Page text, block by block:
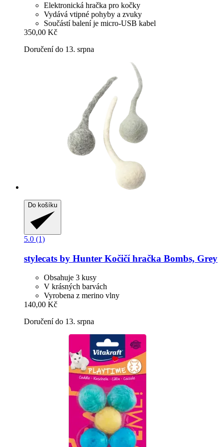
Elektronická hračka pro kočky
Vydává vtipné pohyby a zvuky
Součástí balení je micro-USB kabel
350,00 Kč
Doručení do 13. srpna
Do košíku
5.0 (1)
stylecats by Hunter Kočičí hračka Bombs, Grey
Obsahuje 3 kusy
V krásných barvách
Vyrobena z merino vlny
140,00 Kč
Doručení do 13. srpna